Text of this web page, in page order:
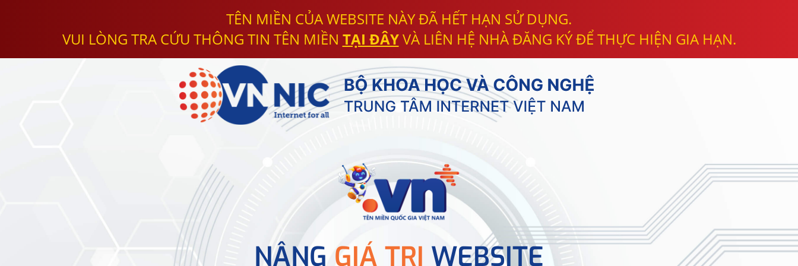
TÊN MIỀN CỦA WEBSITE NÀY ĐÃ HẾT HẠN SỬ DỤNG.
VUI LÒNG TRA CỨU THÔNG TIN TÊN MIỀN TẠI ĐÂYVÀ LIÊN HỆ NHÀ ĐĂNG KÝ ĐỂ THỰC HIỆN GIA HẠN.
NÂNG GIÁ TRỊ WEBSITE